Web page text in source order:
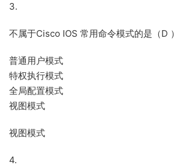
3.
不属于Cisco IOS 常用命令模式的是（D
普通用户模式
特权执行模式
全局配置模式
视图模式
视图模式
4.